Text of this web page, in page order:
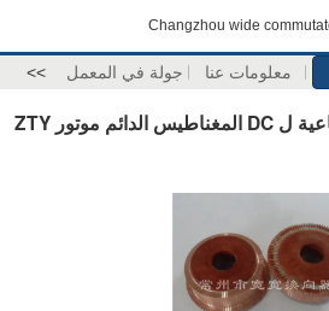
Changzhou wide
معلومات عنا جولة في المعمل >>